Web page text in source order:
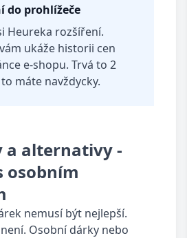
do prohlížeče
Heureka rozšíření.
ukáže historii cen
e-shopu. Trvá to 2
máte navždycky.
a alternativy -
osobním
nemusí být nejlepší.
Osobní dárky nebo